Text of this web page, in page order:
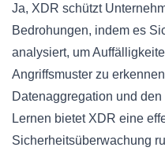
Ja, XDR schützt
Bedrohungen, indem es
analysiert, um
Angriffsmuster zu
Datenaggregation und
Lernen bietet XDR eine
Sicherheitsüberwachung